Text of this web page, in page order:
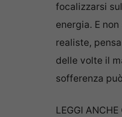
focalizzarsi
energia. E
realiste,
delle volte il
sofferenza
LEGGI ANCHE